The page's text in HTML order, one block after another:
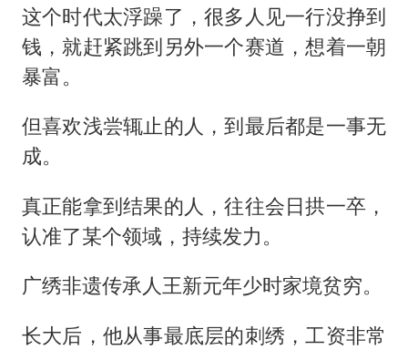
这个时代太浮躁了，很多人见一行没挣到
钱，就赶紧跳到另外一个赛道，想着一朝
暴富。
但喜欢浅尝辄止的人，到最后都是一事无
成。
真正能拿到结果的人，往往会日拱一卒，
认准了某个领域，持续发力。
广绣非遗传承人王新元年少时家境贫穷。
长大后，他从事最底层的刺绣，工资非常